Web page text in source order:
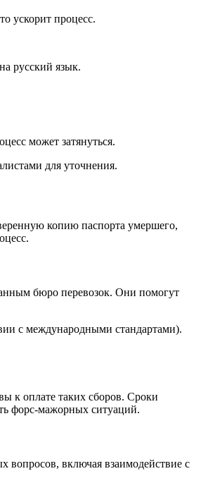
ускорит процесс.
русский язык.
может затянуться.
для уточнения.
копию паспорта умершего,
бюро перевозок. Они помогут
с международными стандартами).
к оплате таких сборов. Сроки
форс-мажорных ситуаций.
вопросов, включая взаимодействие с